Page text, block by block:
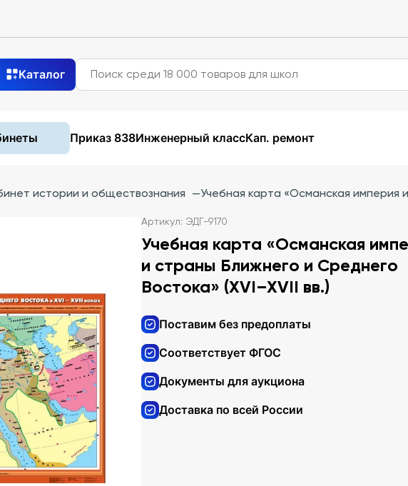
Каталог
Приказ 838Инженерный классКап. ремонт
истории и обществознания —Учебная карта «Османская империя
Артикул: ЭДГ-9170
Учебная карта «Османская
и страны Ближнего и Среднего
Востока» (XVI–XVII вв.)
Поставим без предоплаты
Соответствует ФГОС
Документы для аукциона
Доставка по всей России